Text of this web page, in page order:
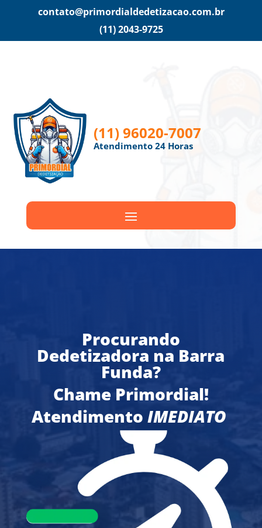
contato@primordialdedetizacao.com.br
(11) 2043-9725
(11) 96020-7007
Atendimento 24 Horas
Procurando
Dedetizadora na Barra
Funda?
Chame Primordial!
Atendimento IMEDIATO